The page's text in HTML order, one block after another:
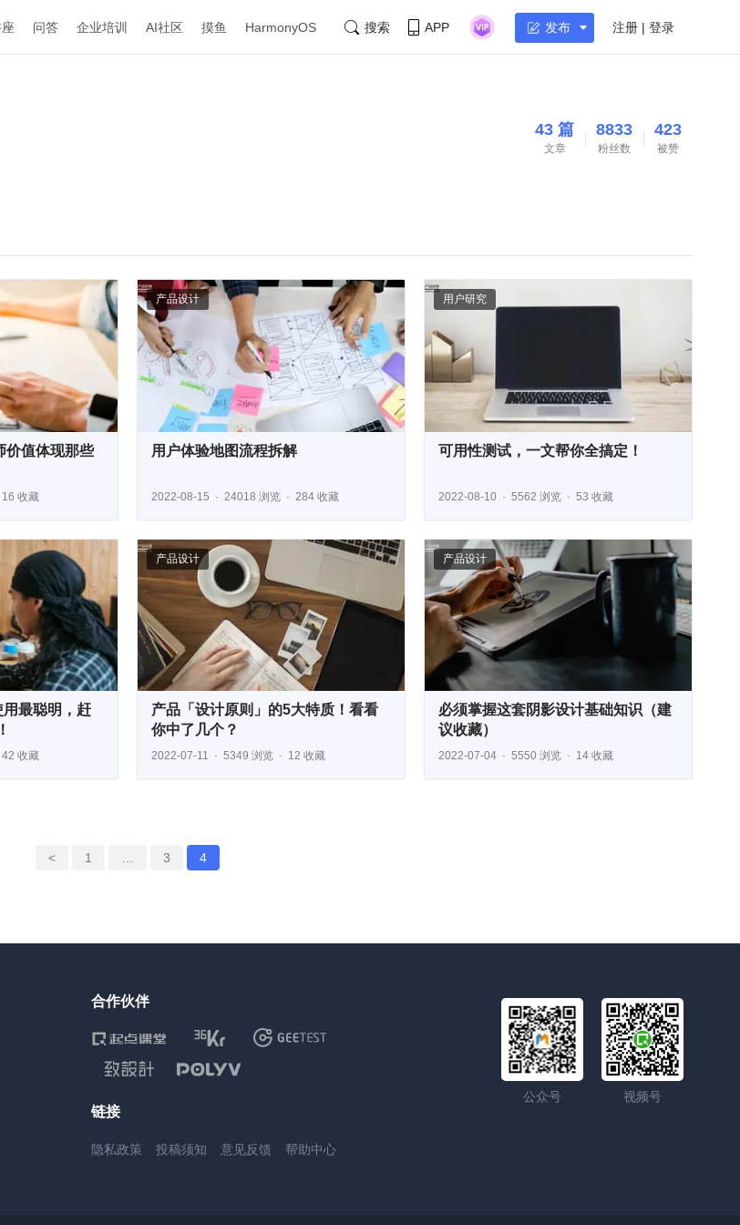
问答 企业培训 AI社区 摸鱼 HarmonyOS 搜索 APP 发布 注册 | 登录
43 篇
文章
8833
粉丝数
423
被赞
价值体现那些
16 收藏
产品设计
用户体验地图流程拆解
2022-08-15 24018 浏览 284 收藏
用户研究
可用性测试，一文帮你全搞定！
2022-08-10 5562 浏览 53 收藏
最聪明，赶
42 收藏
产品设计
产品「设计原则」的5大特质！看看
你中了几个？
2022-07-11 5349 浏览 12 收藏
产品设计
必须掌握这套阴影设计基础知识（建
议收藏）
2022-07-04 5550 浏览 14 收藏
< 1 … 3 4
合作伙伴
链接
隐私政策 投稿须知 意见反馈 帮助中心
公众号 视频号